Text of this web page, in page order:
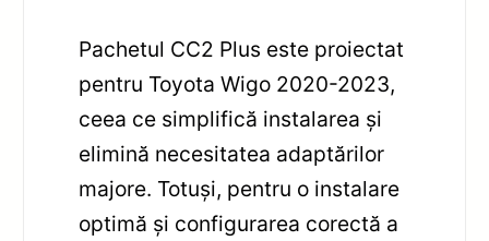
Pachetul CC2 Plus este proiectat
pentru Toyota Wigo 2020-2023,
ceea ce simplifică instalarea și
elimină necesitatea adaptărilor
majore. Totuși, pentru o instalare
optimă și configurarea corectă a